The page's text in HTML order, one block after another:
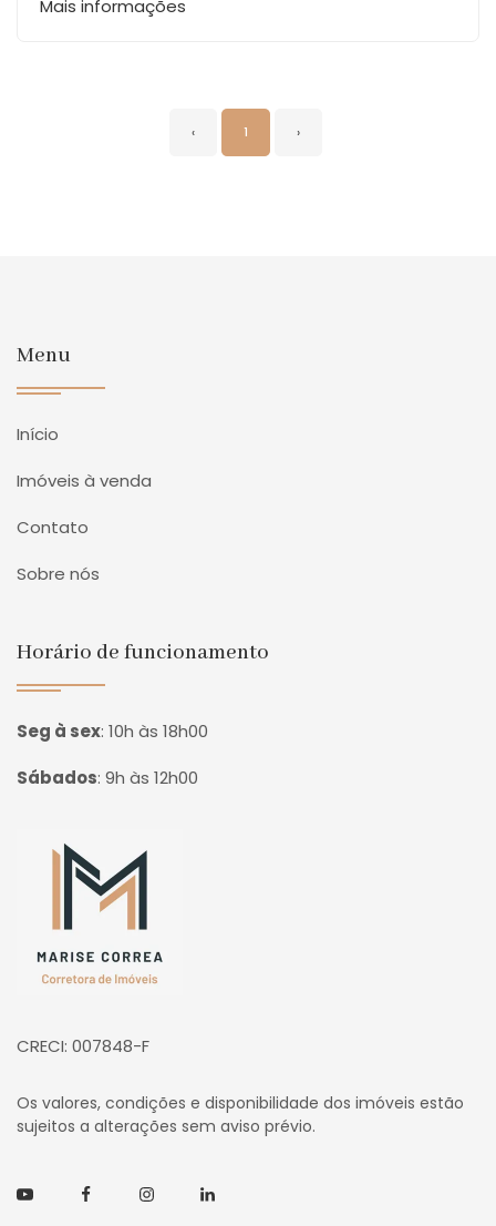
Mais informações
‹ 1 ›
Menu
Início
Imóveis à venda
Contato
Sobre nós
Horário de funcionamento
Seg à sex: 10h às 18h00
Sábados: 9h às 12h00
Página inicial
CRECI: 007848-F
Os valores, condições e disponibilidade dos imóveis estão
sujeitos a alterações sem aviso prévio.
YoutubeFacebookInstagramLinkedin